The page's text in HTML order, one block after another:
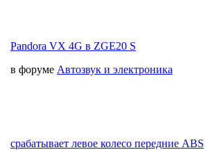
Pandora VX 4G в ZGE20 S
в форуме Автозвук и электроника
срабатывает левое колесо передние ABS